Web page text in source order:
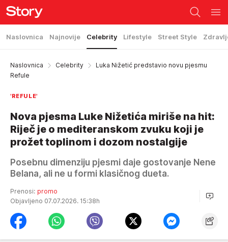
Naslovnica Najnovije Celebrity Lifestyle Street Style
Naslovnica Celebrity
Luka Nižetić predstavio novu pjesmu
Refule
'REFULE'
Nova pjesma Luke Nižetića miriše na hit:
Riječ je o mediteranskom zvuku koji je
prožet toplinom i dozom nostalgije
Posebnu dimenziju pjesmi daje gostovanje Nene
Belana, ali ne u formi klasičnog dueta.
Prenosi: promo
Objavljeno 07.07.2026. 15:38h